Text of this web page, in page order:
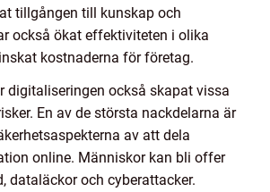
tillgången till kunskap och
också ökat effektiviteten i olika
kostnaderna för företag.
digitaliseringen också skapat vissa
En av de största nackdelarna är
av att dela
online. Människor kan bli offer
dataläckor och cyberattacker.